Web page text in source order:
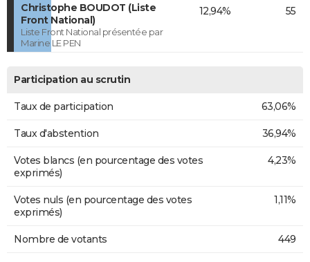
Christophe BOUDOT (Liste
Front National)
Liste Front National présentée par
Marine LE PEN
12,94% 55
Participation au scrutin
Taux de participation 63,06%
Taux d'abstention 36,94%
Votes blancs (en pourcentage des votes
exprimés)
4,23%
Votes nuls (en pourcentage des votes
exprimés)
1,11%
Nombre de votants 449